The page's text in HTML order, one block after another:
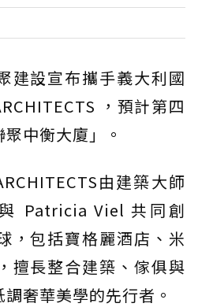
建設宣布攜手義大利國
，預計第四
中衡大廈」。
由建築大師
Patricia Viel 共同創
，包括寶格麗酒店、米
擅長整合建築、傢俱與
奢華美學的先行者。